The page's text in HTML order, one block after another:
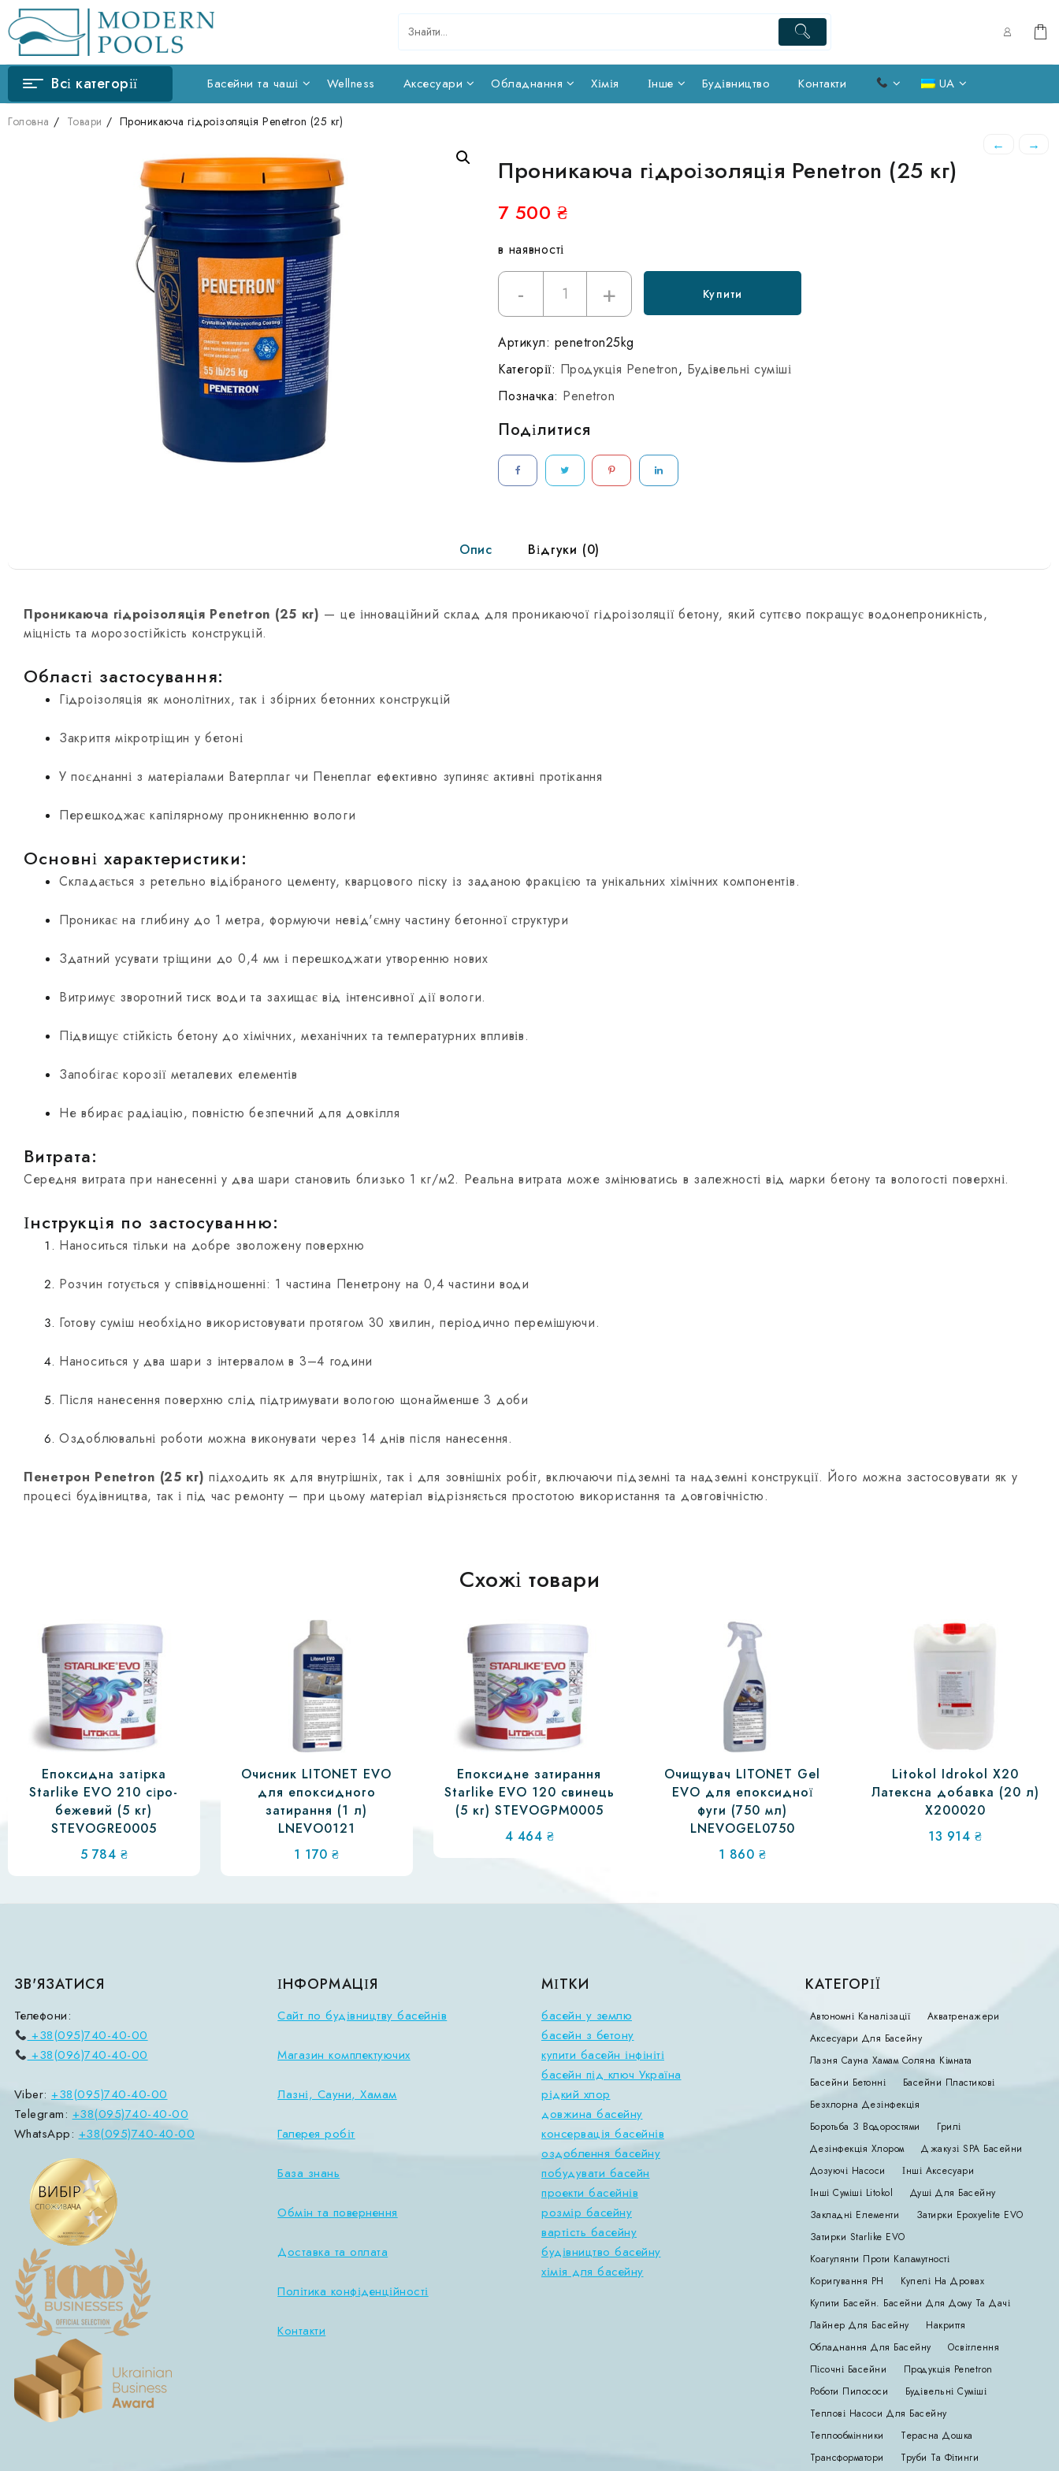
Перейти
до
вмісту
Всі категорії Басейни та чаші Wellness Аксесуари Обладнання Хімія Інше Будівництво Контакти UA
Головна Товари Проникаюча гідроізоляція Penetron (25 кг)
← →
Проникаюча гідроізоляція Penetron (25 кг)
7 500₴
в наявності
-
Проникающая
гидроизоляция
Penetron
кг)
+ Купити
Артикул: penetron25kg
Категорії: Продукція Penetron, Будівельні суміші
Позначка: Penetron
Поділитися
Опис Відгуки (0)
Проникаюча гідроізоляція Penetron (25 кг) — це інноваційний склад для проникаючої гідроізоляції бетону, який суттєво покращує водонепроникність,
міцність та морозостійкість конструкцій.
Області застосування:
Гідроізоляція як монолітних, так і збірних бетонних конструкцій
Закриття мікротріщин у бетоні
У поєднанні з матеріалами Ватерплаг чи Пенеплаг ефективно зупиняє активні протікання
Перешкоджає капілярному проникненню вологи
Основні характеристики:
Складається з ретельно відібраного цементу, кварцового піску із заданою фракцією та унікальних хімічних компонентів.
Проникає на глибину до 1 метра, формуючи невід'ємну частину бетонної структури
Здатний усувати тріщини до 0,4 мм і перешкоджати утворенню нових
Витримує зворотний тиск води та захищає від інтенсивної дії вологи.
Підвищує стійкість бетону до хімічних, механічних та температурних впливів.
Запобігає корозії металевих елементів
Не вбирає радіацію, повністю безпечний для довкілля
Витрата:
Середня витрата при нанесенні у два шари становить близько 1 кг/м2. Реальна витрата може змінюватись в залежності від марки бетону та вологості поверхні.
Інструкція по застосуванню:
Наноситься тільки на добре зволожену поверхню
Розчин готується у співвідношенні: 1 частина Пенетрону на 0,4 частини води
Готову суміш необхідно використовувати протягом 30 хвилин, періодично перемішуючи.
Наноситься у два шари з інтервалом в 3–4 години
Після нанесення поверхню слід підтримувати вологою щонайменше 3 доби
Оздоблювальні роботи можна виконувати через 14 днів після нанесення.
Пенетрон Penetron (25 кг) підходить як для внутрішніх, так і для зовнішніх робіт, включаючи підземні та надземні конструкції. Його можна застосовувати як у
процесі будівництва, так і під час ремонту – при цьому матеріал відрізняється простотою використання та довговічністю.
Схожі товари
Епоксидна затірка
Starlike EVO 210 сіро-
бежевий (5 кг)
STEVOGRE0005
5 784 ₴
Очисник LITONET EVO
для епоксидного
затирання (1 л)
LNEVO0121
1 170₴
Епоксидне затирання
Starlike EVO 120 свинець
(5 кг) STEVOGPM0005
4 464 ₴
Очищувач LITONET Gel
EVO для епоксидної
фуги (750 мл)
LNEVOGEL0750
1 860 ₴
Litokol Idrokol X20
Латексна добавка (20 л)
X200020
13 914 ₴
ЗВ'ЯЗАТИСЯ
Телефони:
+38(095)740-40-00
+38(096)740-40-00
Viber: +38(095)740-40-00
Telegram: +38(095)740-40-00
WhatsApp: +38(095)740-40-00
ІНФОРМАЦІЯ
Сайт по будівництву басейнів
Магазин комплектуючих
Лазні, Сауни, Хамам
Галерея робіт
База знань
Обмін та повернення
Доставка та оплата
Політика конфіденційності
Контакти
МІТКИ
басейн у землю
басейн з бетону
купити басейн інфініті
басейн під ключ Україна
рідкий хлор
довжина басейну
консервація басейнів
оздоблення басейну
побудувати басейн
проекти басейнів
розмір басейну
вартість басейну
будівництво басейну
хімія для басейну
КАТЕГОРІЇ
Автономні Каналізації
Акватренажери
Аксесуари Для Басейну
Лазня Сауна Хамам Соляна Кімната
Басейни Бетонні
Басейни Пластикові
Безхлорна Дезінфекція
Боротьба З Водоростями
Грилі
Дезінфекція Хлором
Джакузі SPA Басейни
Дозуючі Насоси
Інші Аксесуари
Інші Суміші Litokol
Душі Для Басейну
Закладні Елементи
Затирки Epoxyelite EVO
Затирки Starlike EVO
Коагулянти Проти Каламутності
Коригування РН
Купелі На Дровах
Купити Басейн. Басейни Для Дому Та Дачі
Лайнер Для Басейну
Накриття
Обладнання Для Басейну
Освітлення
Пісочні Басейни
Продукція Penetron
Роботи Пилососи
Будівельні Суміші
Теплові Насоси Для Басейну
Теплообмінники
Терасна Дошка
Трансформатори
Труби Та Фітинги